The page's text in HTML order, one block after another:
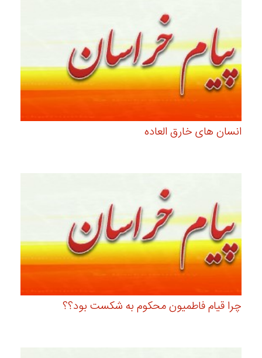
انسان های خارق العاده
چرا قیام فاطمیون محکوم به شکست بود؟؟